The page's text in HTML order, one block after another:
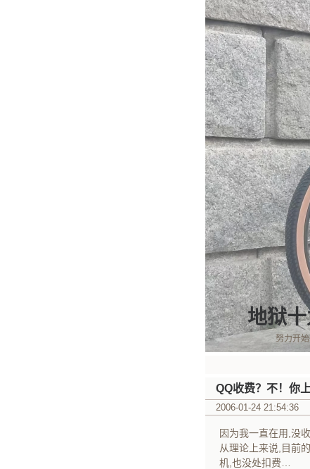
地狱
努力开
QQ收费？不！你
2006-01-24 21:54:36
因为我一直在用,没
从理论上来说,目前
机,也没处扣费…